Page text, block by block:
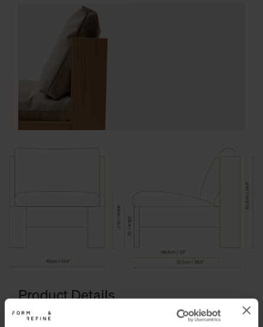
Product Details
Dimensioner: B: 65 cm, H: 62,5 cm, D: 72,5 cm